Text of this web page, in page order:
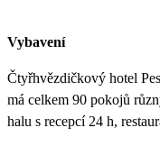
Vybavení
Čtyřhvězdičkový hotel
má celkem 90 pokojů
halu s recepcí 24 h,